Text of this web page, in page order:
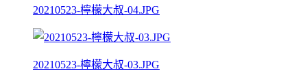
20210523-檸檬大叔-04.JPG
20210523-檸檬大叔-03.JPG